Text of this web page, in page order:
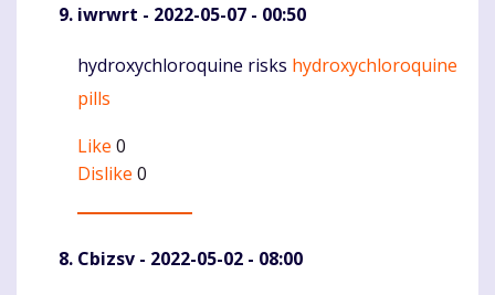
iwrwrt - 2022-05-07 - 00:50
Komentaras
hydroxychloroquine risks hydroxychloroquine
pills
Like 0
Dislike 0
Cbizsv - 2022-05-02 - 08:00